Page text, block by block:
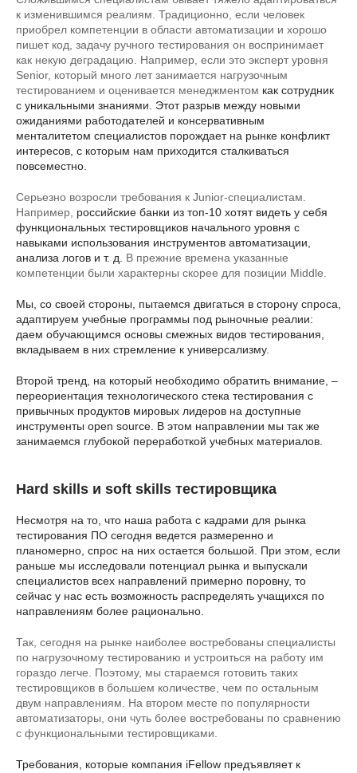
к изменившимся реалиям. Традиционно, если человек
приобрел компетенции в области автоматизации и хорошо
пишет код, задачу ручного тестирования он воспринимает
как некую деградацию. Например, если это эксперт уровня
Senior, который много лет занимается нагрузочным
тестированием и оценивается менеджментом как сотрудник
с уникальными знаниями. Этот разрыв между новыми
ожиданиями работодателей и консервативным
менталитетом специалистов порождает на рынке конфликт
интересов, с которым нам приходится сталкиваться
повсеместно.
Серьезно возросли требования к Junior-специалистам.
Например, российские банки из топ-10 хотят видеть у себя
функциональных тестировщиков начального уровня с
навыками использования инструментов автоматизации,
анализа логов и т. д. В прежние времена указанные
компетенции были характерны скорее для позиции Middle.
Мы, со своей стороны, пытаемся двигаться в сторону спроса,
адаптируем учебные программы под рыночные реалии:
даем обучающимся основы смежных видов тестирования,
вкладываем в них стремление к универсализму.
Второй тренд, на который необходимо обратить внимание, –
переориентация технологического стека тестирования с
привычных продуктов мировых лидеров на доступные
инструменты open source. В этом направлении мы так же
занимаемся глубокой переработкой учебных материалов.
Hard skills и soft skills тестировщика
Несмотря на то, что наша работа с кадрами для рынка
тестирования ПО сегодня ведется размеренно и
планомерно, спрос на них остается большой. При этом, если
раньше мы исследовали потенциал рынка и выпускали
специалистов всех направлений примерно поровну, то
сейчас у нас есть возможность распределять учащихся по
направлениям более рационально.
Так, сегодня на рынке наиболее востребованы специалисты
по нагрузочному тестированию и устроиться на работу им
гораздо легче. Поэтому, мы стараемся готовить таких
тестировщиков в большем количестве, чем по остальным
двум направлениям. На втором месте по популярности
автоматизаторы, они чуть более востребованы по сравнению
с функциональными тестировщиками.
Требования, которые компания iFellow предъявляет к